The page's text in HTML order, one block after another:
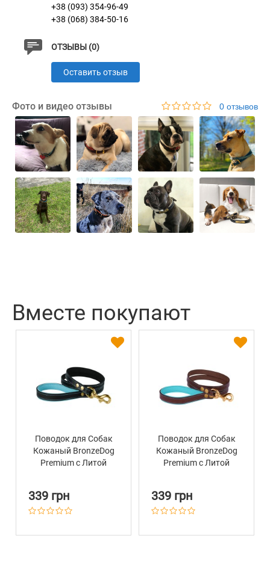
+38 (093) 354-96-49
+38 (068) 384-50-16
ОТЗЫВЫ (0)
Оставить отзыв
Фото и видео отзывы 0 отзывов
с информацией в таблице.
Характеристики
Материал Натуральная кожа
Пряжка Литая Латунь
Цвет Черно-Голубой
Вместе покупают
Поводок для Собак
Кожаный BronzeDog
Premium с Литой
339 грн
Поводок для Собак
Кожаный BronzeDog
Premium с Литой
339 грн